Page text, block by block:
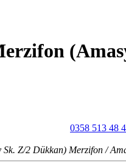
0358 513 48
Z/2 Dükkan) Merzifon /